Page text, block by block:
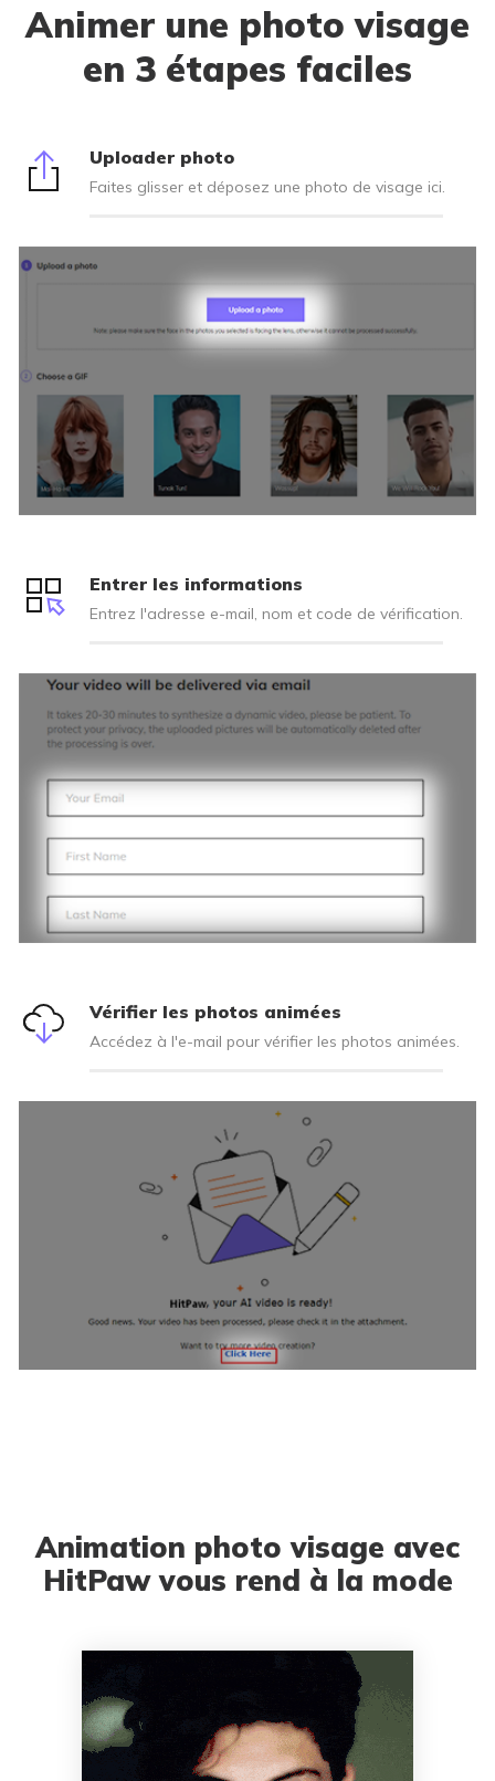
Animer une photo visage
en 3 étapes faciles
Uploader photo
Faites glisser et déposez une photo de visage ici.
Entrer les informations
Entrez l'adresse e-mail, nom et code de vérification.
Vérifier les photos animées
Accédez à l'e-mail pour vérifier les photos animées.
Animation photo visage avec
HitPaw vous rend à la mode